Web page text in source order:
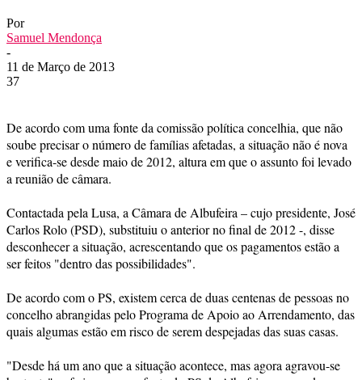
Por
Samuel Mendonça
-
11 de Março de 2013
37
De acordo com uma fonte da comissão política concelhia, que não
soube precisar o número de famílias afetadas, a situação não é nova
e verifica-se desde maio de 2012, altura em que o assunto foi levado
a reunião de câmara.
Contactada pela Lusa, a Câmara de Albufeira – cujo presidente, José
Carlos Rolo (PSD), substituiu o anterior no final de 2012 -, disse
desconhecer a situação, acrescentando que os pagamentos estão a
ser feitos "dentro das possibilidades".
De acordo com o PS, existem cerca de duas centenas de pessoas no
concelho abrangidas pelo Programa de Apoio ao Arrendamento, das
quais algumas estão em risco de serem despejadas das suas casas.
"Desde há um ano que a situação acontece, mas agora agravou-se